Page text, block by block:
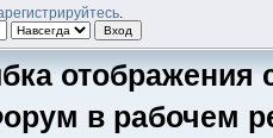
отображения
в рабочем